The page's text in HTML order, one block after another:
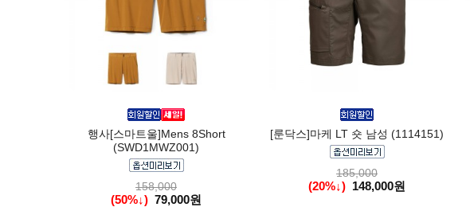
행사[스마트울]Mens 8Short
(SWD1MWZ001)
158,000
(50%↓) 79,000원
[룬닥스]마케 LT 숏 남성 (1114151)
185,000
(20%↓) 148,000원